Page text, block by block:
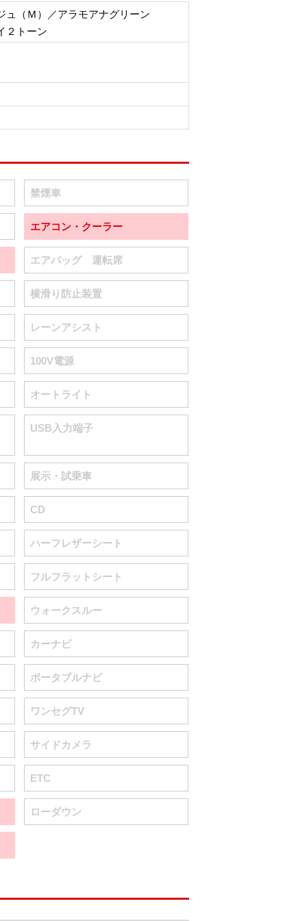
ュ（Ｍ）／アラモアナグリーン
２トーン
禁煙車
エアコン・クーラー
エアバッグ 運転席
横滑り防止装置
レーンアシスト
100V電源
オートライト
USB入力端子
展示・試乗車
CD
ハーフレザーシート
フルフラットシート
ウォークスルー
カーナビ
ポータブルナビ
ワンセグTV
サイドカメラ
ETC
ローダウン